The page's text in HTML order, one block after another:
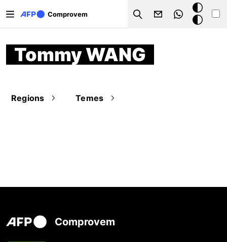
Comprovem
Search
Mode
fosc
Tommy WANG
Regions Temes
Comprovem